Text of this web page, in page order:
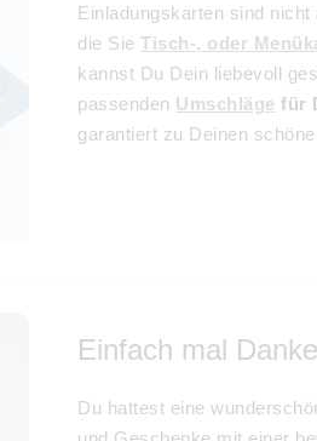
Einladungskarten sind
die SieTisch-, oder
kannst Du Dein liebevoll
passenden Umschläge für
garantiert zu Deinen
Einfach mal
Du hattest eine